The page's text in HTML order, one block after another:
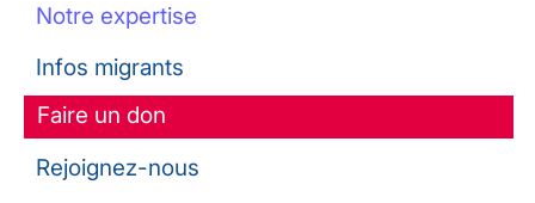
Notre expertise
Infos migrants
Faire un don
Rejoignez-nous